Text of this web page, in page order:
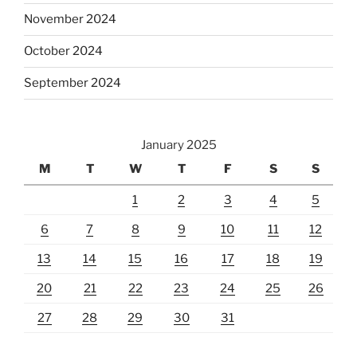
November 2024
October 2024
September 2024
January 2025
M
T W T F S S
1 2 3 4 5
6 7 8 9 10 11 12
13 14 15 16 17 18 19
20 21 22 23 24 25 26
27 28 29 30 31